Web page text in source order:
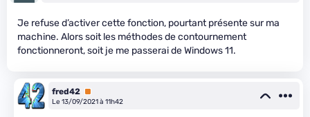
Je refuse d’activer cette fonction, pourtant présente sur ma
machine. Alors soit les méthodes de contournement
fonctionneront, soit je me passerai de Windows 11.
fred42 Premium
Le 13/09/2021 à 11h42